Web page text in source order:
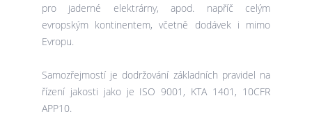
pro jaderné elektrárny, apod. napříč celým
evropským kontinentem, včetně dodávek i mimo
Evropu.
Samozřejmostí je dodržování základních pravidel na
řízení jakosti jako je ISO 9001, KTA 1401, 10CFR
APP10.